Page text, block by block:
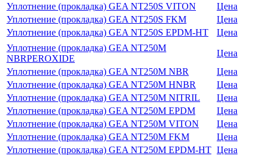
Уплотнение (прокладка) GEA NT250S VITON
Цена
Уплотнение (прокладка) GEA NT250S FKM
Цена
Уплотнение (прокладка) GEA NT250S EPDM-HT
Цена
Уплотнение (прокладка) GEA NT250M
NBRPEROXIDE
Цена
Уплотнение (прокладка) GEA NT250M NBR
Цена
Уплотнение (прокладка) GEA NT250M HNBR
Цена
Уплотнение (прокладка) GEA NT250M NITRIL
Цена
Уплотнение (прокладка) GEA NT250M EPDM
Цена
Уплотнение (прокладка) GEA NT250M VITON
Цена
Уплотнение (прокладка) GEA NT250M FKM
Цена
Уплотнение (прокладка) GEA NT250M EPDM-HT Цена